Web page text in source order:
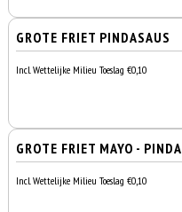
GROTE FRIET PINDASAUS
Incl. Wettelijke Milieu Toeslag €0,10
GROTE FRIET MAYO - PINDA
Incl. Wettelijke Milieu Toeslag €0,10